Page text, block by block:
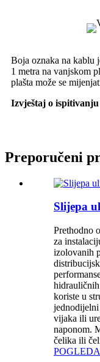
Boja oznaka na kablu
1 metra na vanjskom
plašta može se
Izvještaj o
Preporučeni
Slijepa
Prethodno
za
izolovanih
koriste u
vijaka ili
naponom.
čelika ili